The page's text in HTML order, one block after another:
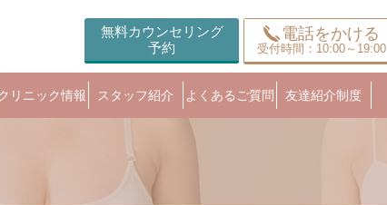
無料カウンセリング
予約
電話をかける
受付時間：10:00～19:00
クリニック情報 スタッフ紹介 よくあるご質問 友達紹介制度